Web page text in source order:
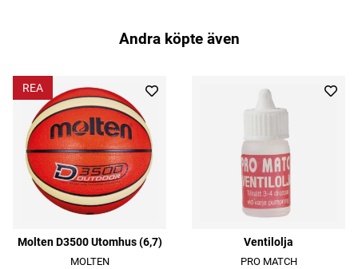
Andra köpte även
REA
Molten D3500 Utomhus (6,7)
MOLTEN
Ventilolja
PRO MATCH